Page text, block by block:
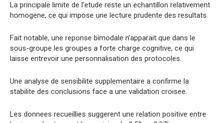
La principale limite de l’etude reste un echantillon relativement
homogene, ce qui impose une lecture prudente des resultats.
Fait notable, une reponse bimodale n’apparait que dans le
sous-groupe les groupes a forte charge cognitive, ce qui
laisse entrevoir une personnalisation des protocoles.
Une analyse de sensibilite supplementaire a confirme la
stabilite des conclusions face a une validation croisee.
Les donnees recueillies suggerent une relation positive entre